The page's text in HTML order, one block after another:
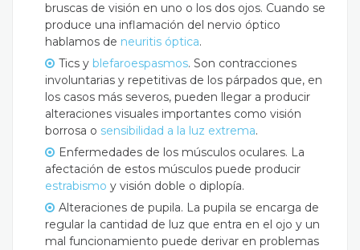
bruscas de visión en uno o los dos ojos. Cuando se
produce una inflamación del nervio óptico
hablamos de neuritis óptica.
Tics y blefaroespasmos. Son contracciones
involuntarias y repetitivas de los párpados que, en
los casos más severos, pueden llegar a producir
alteraciones visuales importantes como visión
borrosa o sensibilidad a la luz extrema.
Enfermedades de los músculos oculares. La
afectación de estos músculos puede producir
estrabismo y visión doble o diplopía.
Alteraciones de pupila. La pupila se encarga de
regular la cantidad de luz que entra en el ojo y un
mal funcionamiento puede derivar en problemas